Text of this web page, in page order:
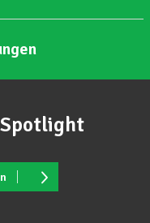
Spotlight